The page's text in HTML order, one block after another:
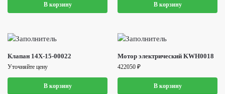
В корзину В корзину
Клапан 14X-15-00022
Уточняйте цену
В корзину
Мотор электрический KWH0018
422050 ₽
В корзину